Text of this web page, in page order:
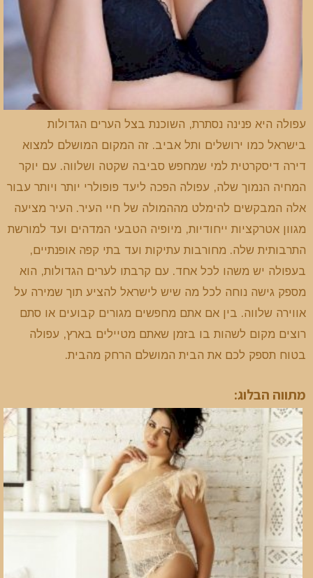
עפולה היא פנינה נסתרת, השוכנת בצל הערים הגדולות
בישראל כמו ירושלים ותל אביב. זה המקום המושלם למצוא
דירה דיסקרטית למי שמחפש סביבה שקטה ושלווה. עם יוקר
המחיה הנמוך שלה, עפולה הפכה ליעד פופולרי יותר ויותר עבור
אלה המבקשים להימלט מההמולה של חיי העיר. העיר מציעה
מגוון אטרקציות ייחודיות, מיופיה הטבעי המדהים ועד למורשת
התרבותית שלה. מחורבות עתיקות ועד בתי קפה אופנתיים,
בעפולה יש משהו לכל אחד. עם קרבתו לערים הגדולות, הוא
מספק גישה נוחה לכל מה שיש לישראל להציע תוך שמירה על
אווירה שלווה. בין אם אתם מחפשים מגורים קבועים או סתם
רוצים מקום לשהות בו בזמן שאתם מטיילים בארץ, עפולה
בטוח תספק לכם את הבית המושלם הרחק מהבית.
מתווה הבלוג: